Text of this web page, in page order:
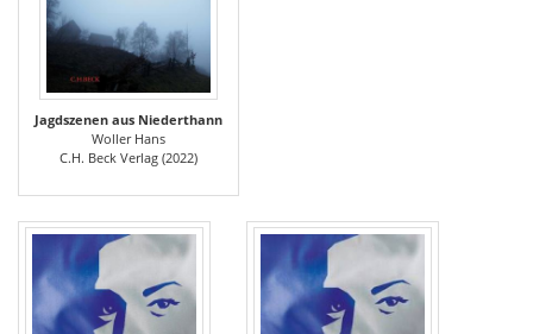
Jagdszenen aus Niederthann
Woller Hans
C.H. Beck Verlag (2022)